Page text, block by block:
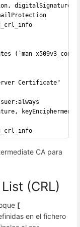
digitalSignature,
(`man
Certificate"
keyEncipherment
CA para
(CRL)
[
en el fichero